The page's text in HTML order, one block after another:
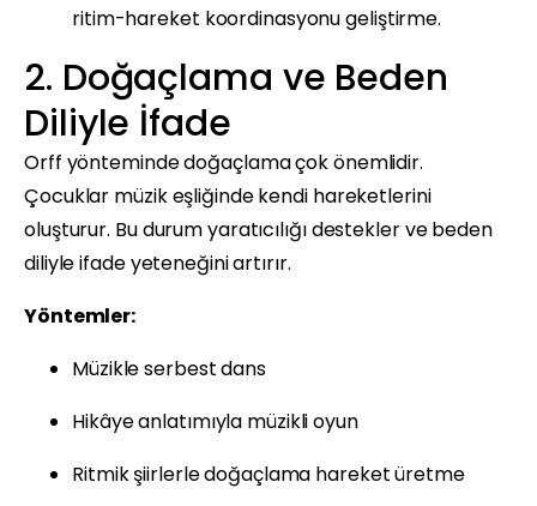
ritim-hareket koordinasyonu geliştirme.
2. Doğaçlama ve Beden
Diliyle İfade
Orff yönteminde doğaçlama çok önemlidir.
Çocuklar müzik eşliğinde kendi hareketlerini
oluşturur. Bu durum yaratıcılığı destekler ve beden
diliyle ifade yeteneğini artırır.
Yöntemler:
Müzikle serbest dans
Hikâye anlatımıyla müzikli oyun
Ritmik şiirlerle doğaçlama hareket üretme